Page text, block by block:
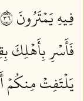
فِيهِ يَمۡتَرُونَ ٦٣
فَأَسۡرِ بِأَهۡلِكَ
يَلۡتَفِتۡ مِنكُمۡ